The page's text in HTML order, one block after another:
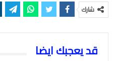
شارك
قد يعجبك ايضا